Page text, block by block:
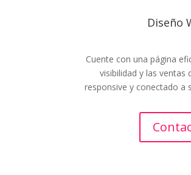
Diseño
Cuente con una página
visibilidad y las ventas
responsive y conectado a